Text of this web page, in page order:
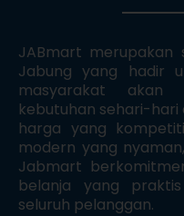
JABmart merupakan
Jabung yang hadir
masyarakat akan
kebutuhan sehari-
harga yang
modern yang
Jabmart
belanja yang
seluruh pelanggan.